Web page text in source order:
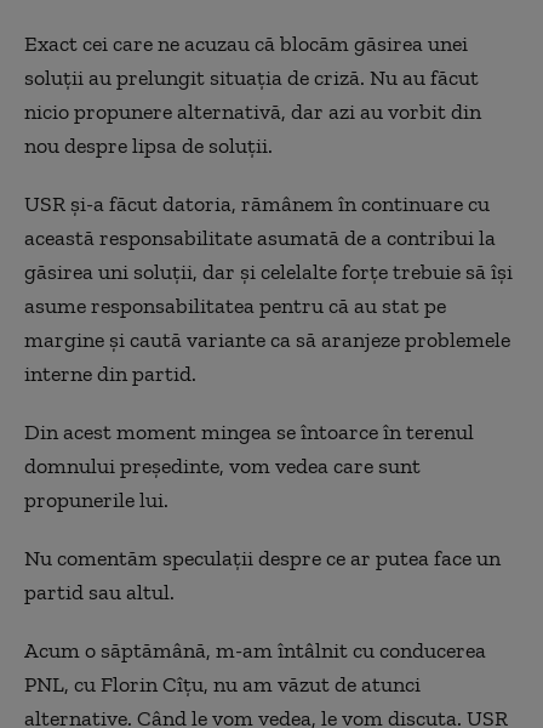
Exact cei care ne acuzau că blocăm găsirea unei
soluții au prelungit situația de criză. Nu au făcut
nicio propunere alternativă, dar azi au vorbit din
nou despre lipsa de soluții.
USR și-a făcut datoria, rămânem în continuare cu
această responsabilitate asumată de a contribui la
găsirea uni soluții, dar și celelalte forțe trebuie să își
asume responsabilitatea pentru că au stat pe
margine și caută variante ca să aranjeze problemele
interne din partid.
Din acest moment mingea se întoarce în terenul
domnului președinte, vom vedea care sunt
propunerile lui.
Nu comentăm speculații despre ce ar putea face un
partid sau altul.
Acum o săptămână, m-am întâlnit cu conducerea
PNL, cu Florin Cîțu, nu am văzut de atunci
alternative. Când le vom vedea, le vom discuta. USR